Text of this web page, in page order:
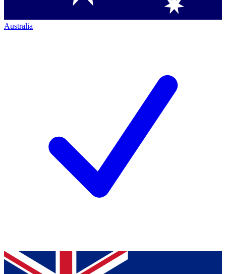
Australia